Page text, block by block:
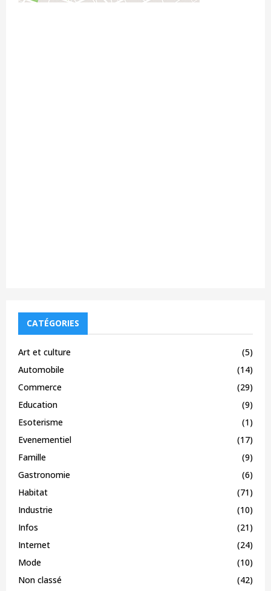
CATÉGORIES
Art et culture
(5)
Automobile
(14)
Commerce
(29)
Education
(9)
Esoterisme
(1)
Evenementiel
(17)
Famille
(9)
Gastronomie
(6)
Habitat
(71)
Industrie
(10)
Infos
(21)
Internet
(24)
Mode
(10)
Non classé
(42)